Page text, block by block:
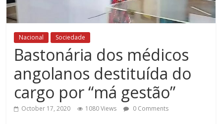
Nacional Sociedade
Bastonária dos médicos
angolanos destituída do
cargo por “má gestão”
October 17, 2020 1080 Views 0 Comments